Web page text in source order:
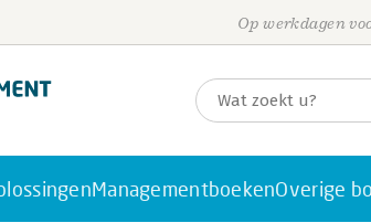
Op werkdagen
ManagementboekenOverige